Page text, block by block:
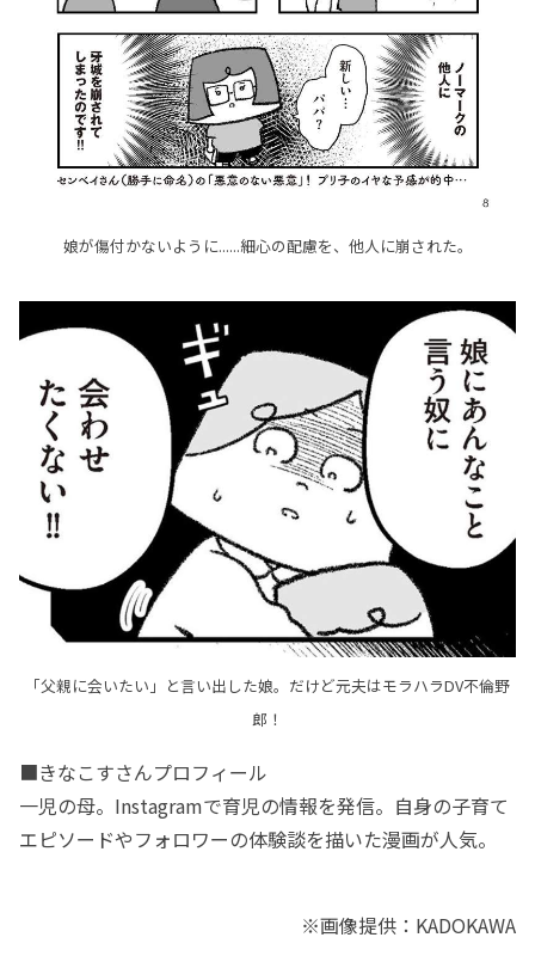
娘が傷付かないように......細心の配慮を、他人に崩された。
「父親に会いたい」と言い出した娘。だけど元夫はモラハラDV不倫野
郎！
■きなこすさんプロフィール
一児の母。Instagramで育児の情報を発信。自身の子育て
エピソードやフォロワーの体験談を描いた漫画が人気。
※画像提供：KADOKAWA